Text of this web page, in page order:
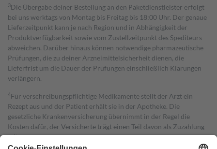
3Die Übergabe deiner Bestellung an den Paketdienstleister erfolgt
bei uns werktags von Montag bis Freitag bis 18:00 Uhr. Der genaue
Lieferzeitpunkt kann je nach Region und in Abhängigkeit der
Produktverfügbarkeit sowie vom Zustellzeitpunkt des Spediteurs
abweichen. Darüber hinaus können notwendige pharmazeutische
Prüfungen, die zu deiner Arzneimittelsicherheit dienen, die
Lieferfrist um die Dauer der Prüfungen einschließlich Klärungen
verlängern.
4Für verschreibungspflichtige Medikamente stellt der Arzt ein
Rezept aus und der Patient erhält sie in der Apotheke. Die
gesetzliche Krankenversicherung übernimmt in der Regel die
Kosten dafür, der Versicherte trägt einen Teil davon als Zuzahlung
mit.
Grundsätzlich leisten Mitglieder Zuzahlungen in Höhe von zehn